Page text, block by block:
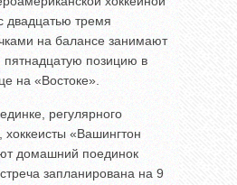
двадцатью тремя
на балансе занимают
позицию в
на «Востоке».
регулярного
«Вашингтон
домашний поединок
запланирована на 9